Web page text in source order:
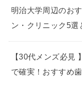
明治大学周辺のお
ン・クリニック5選
【30代メンズ必見
で確実！おすすめ